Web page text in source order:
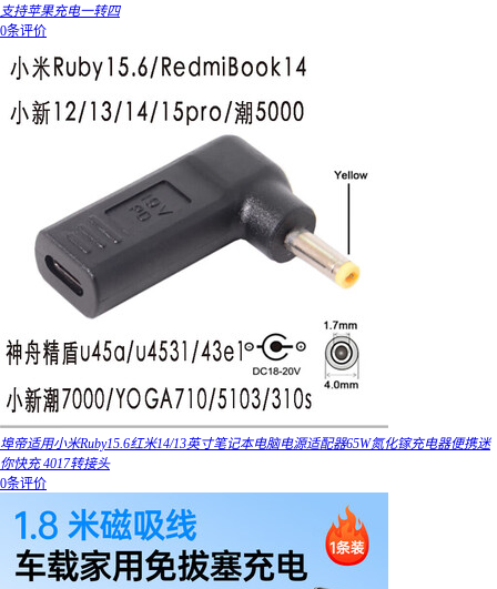
支持苹果充电一转四
0条评价
埠帝适用小米Ruby15.6红米14/13英寸笔记本电脑电源适配器65W氮化镓充电器便携迷
你快充 4017转接头
0条评价